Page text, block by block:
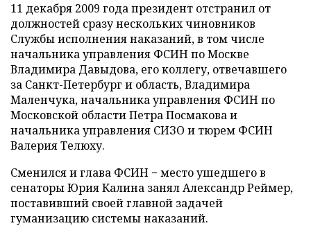
11 декабря 2009 года президент отстранил от
должностей сразу нескольких чиновников
Службы исполнения наказаний, в том числе
начальника управления ФСИН по Москве
Владимира Давыдова, его коллегу, отвечавшего
за Санкт-Петербург и область, Владимира
Маленчука, начальника управления ФСИН по
Московской области Петра Посмакова и
начальника управления СИЗО и тюрем ФСИН
Валерия Телюху.
Сменился и глава ФСИН − место ушедшего в
сенаторы Юрия Калина занял Александр Реймер,
поставивший своей главной задачей
гуманизацию системы наказаний.